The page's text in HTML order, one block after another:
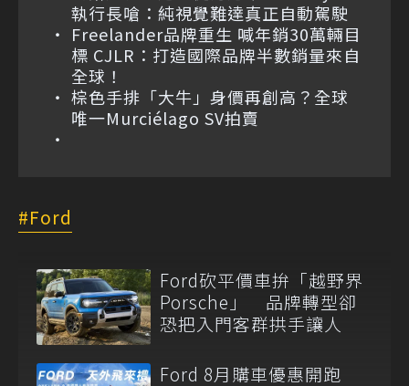
執行長嗆：純視覺難達真正自動駕駛
Freelander品牌重生 喊年銷30萬輛目
標 CJLR：打造國際品牌半數銷量來自
全球！
棕色手排「大牛」身價再創高？全球
唯一Murciélago SV拍賣
Ford
Ford砍平價車拚「越野界
Porsche」 品牌轉型卻
恐把入門客群拱手讓人
Ford 8月購車優惠開跑